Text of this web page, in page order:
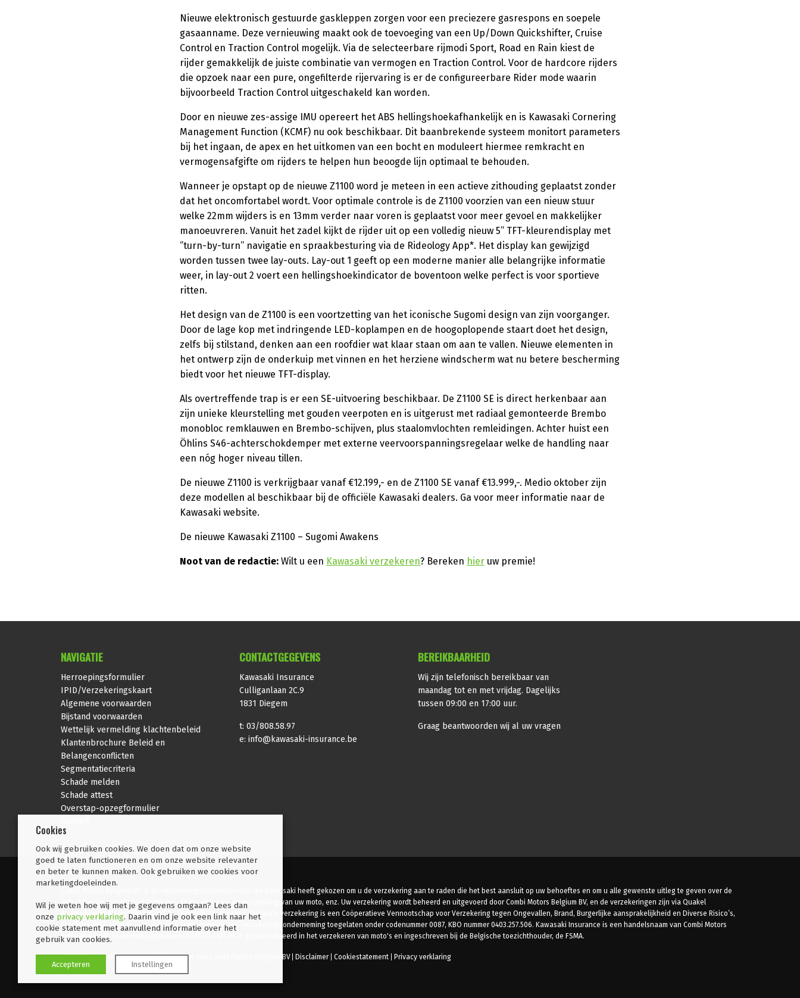
Nieuwe elektronisch gestuurde gaskleppen zorgen voor een preciezere gasrespons en soepele
gasaanname. Deze vernieuwing maakt ook de toevoeging van een Up/Down Quickshifter, Cruise
Control en Traction Control mogelijk. Via de selecteerbare rijmodi Sport, Road en Rain kiest de
rijder gemakkelijk de juiste combinatie van vermogen en Traction Control. Voor de hardcore rijders
die opzoek naar een pure, ongefilterde rijervaring is er de configureerbare Rider mode waarin
bijvoorbeeld Traction Control uitgeschakeld kan worden.
Door en nieuwe zes-assige IMU opereert het ABS hellingshoekafhankelijk en is Kawasaki Cornering
Management Function (KCMF) nu ook beschikbaar. Dit baanbrekende systeem monitort parameters
bij het ingaan, de apex en het uitkomen van een bocht en moduleert hiermee remkracht en
vermogensafgifte om rijders te helpen hun beoogde lijn optimaal te behouden.
Wanneer je opstapt op de nieuwe Z1100 word je meteen in een actieve zithouding geplaatst zonder
dat het oncomfortabel wordt. Voor optimale controle is de Z1100 voorzien van een nieuw stuur
welke 22mm wijders is en 13mm verder naar voren is geplaatst voor meer gevoel en makkelijker
manoeuvreren. Vanuit het zadel kijkt de rijder uit op een volledig nieuw 5’’ TFT-kleurendisplay met
‘’turn-by-turn’’ navigatie en spraakbesturing via de Rideology App*. Het display kan gewijzigd
worden tussen twee lay-outs. Lay-out 1 geeft op een moderne manier alle belangrijke informatie
weer, in lay-out 2 voert een hellingshoekindicator de boventoon welke perfect is voor sportieve
ritten.
Het design van de Z1100 is een voortzetting van het iconische Sugomi design van zijn voorganger.
Door de lage kop met indringende LED-koplampen en de hoogoplopende staart doet het design,
zelfs bij stilstand, denken aan een roofdier wat klaar staan om aan te vallen. Nieuwe elementen in
het ontwerp zijn de onderkuip met vinnen en het herziene windscherm wat nu betere bescherming
biedt voor het nieuwe TFT-display.
Als overtreffende trap is er een SE-uitvoering beschikbaar. De Z1100 SE is direct herkenbaar aan
zijn unieke kleurstelling met gouden veerpoten en is uitgerust met radiaal gemonteerde Brembo
monobloc remklauwen en Brembo-schijven, plus staalomvlochten remleidingen. Achter huist een
Öhlins S46-achterschokdemper met externe veervoorspanningsregelaar welke de handling naar
een nóg hoger niveau tillen.
De nieuwe Z1100 is verkrijgbaar vanaf €12.199,- en de Z1100 SE vanaf €13.999,-. Medio oktober zijn
deze modellen al beschikbaar bij de officiële Kawasaki dealers. Ga voor meer informatie naar de
Kawasaki website.
De nieuwe Kawasaki Z1100 – Sugomi Awakens
Noot van de redactie: Wilt u een Kawasaki verzekeren? Bereken hier uw premie!
NAVIGATIE
Herroepingsformulier
IPID/Verzekeringskaart
Algemene voorwaarden
Bijstand voorwaarden
Wettelijk vermelding klachtenbeleid
Klantenbrochure Beleid en
Belangenconflicten
Segmentatiecriteria
Schade melden
Schade attest
Overstap-opzegformulier
CONTACTGEGEVENS
Kawasaki Insurance
Culliganlaan 2C.9
1831 Diegem
t: 03/808.58.97
e: info@kawasaki-insurance.be
BEREIKBAARHEID
Wij zijn telefonisch bereikbaar van
maandag tot en met vrijdag. Dagelijks
tussen 09:00 en 17:00 uur.
Graag beantwoorden wij al uw vragen
Combi Motors Belgium BV is de verzekeringstussenpersoon die Kawasaki heeft gekozen om u de verzekering aan te raden die het best aansluit op uw behoeftes en om u alle gewenste uitleg te geven over de
verschillende verzekeringsformules, de waarborgen, de inschrijving van uw moto, enz. Uw verzekering wordt beheerd en uitgevoerd door Combi Motors Belgium BV, en de verzekeringen zijn via Quakel
Assuradeuren BV ondergebracht bij Federale Verzekering. Federale verzekering is een Coöperatieve Vennootschap voor Verzekering tegen Ongevallen, Brand, Burgerlijke aansprakelijkheid en Diverse Risico’s,
Stoofstraat 12, 1000 Brussel – België, www.federale.be, Verzekeringsonderneming toegelaten onder codenummer 0087, KBO nummer 0403.257.506. Kawasaki Insurance is een handelsnaam van Combi Motors
Belgium BV met ondernemingsnummer 0738.604.421 en is gespecialiseerd in het verzekeren van moto's en ingeschreven bij de Belgische toezichthouder, de FSMA.
© 2025 Kawasaki Insurance* | Onderdeel van Combi Motors Belgium BV Disclaimer Cookiestatement Privacy verklaring
Cookies
Ook wij gebruiken cookies. We doen dat om onze website
goed te laten functioneren en om onze website relevanter
en beter te kunnen maken. Ook gebruiken we cookies voor
marketingdoeleinden.
Wil je weten hoe wij met je gegevens omgaan? Lees dan
onze privacy verklaring. Daarin vind je ook een link naar het
cookie statement met aanvullend informatie over het
gebruik van cookies.
Accepteren Instellingen